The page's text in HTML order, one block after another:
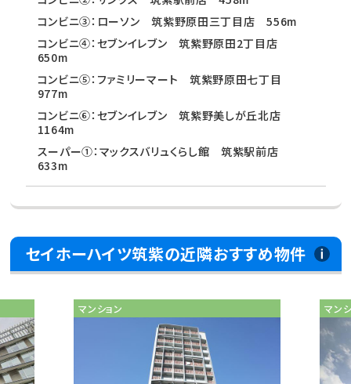
コンビニ③：ローソン 筑紫野原田三丁目店 556m
コンビニ④：セブンイレブン 筑紫野原田2丁目店
650m
コンビニ⑤：ファミリーマート 筑紫野原田七丁目
977m
コンビニ⑥：セブンイレブン 筑紫野美しが丘北店
1164m
スーパー①：マックスバリュくらし館 筑紫駅前店
633m
セイホーハイツ筑紫の近隣おすすめ物件
マンション マン